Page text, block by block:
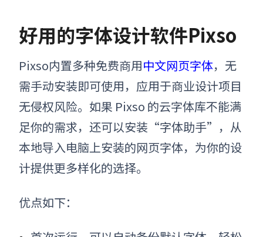
好用的字体设计软件Pixso
Pixso内置多种免费商用中文网页字体，无
需手动安装即可使用，应用于商业设计项目
无侵权风险。如果 Pixso 的云字体库不能满
足你的需求，还可以安装“字体助手”，从
本地导入电脑上安装的网页字体，为你的设
计提供更多样化的选择。
优点如下：